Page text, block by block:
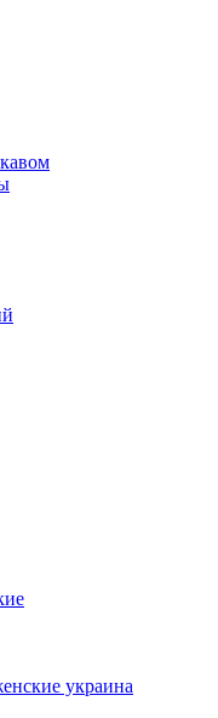
украина